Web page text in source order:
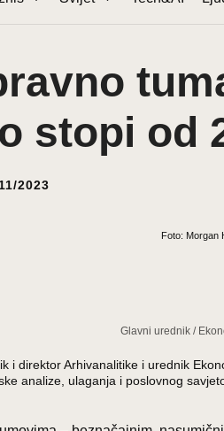
stopi od
2023
Foto: Morgan
Glavni urednik /
i direktor Arhivanalitike i urednik
analize, ulaganja i poslovnog